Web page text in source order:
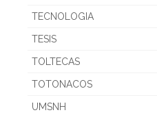
TECNOLOGIA
TESIS
TOLTECAS
TOTONACOS
UMSNH